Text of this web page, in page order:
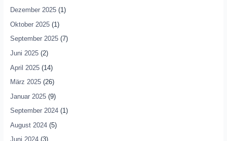
Dezember 2025(1)
Oktober 2025(1)
September 2025(7)
Juni 2025(2)
April 2025(14)
März 2025(26)
Januar 2025(9)
September 2024(1)
August 2024(5)
Juni 2024(3)